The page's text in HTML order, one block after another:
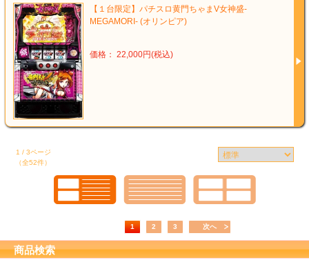
【１台限定】パチスロ黄門ちゃまV女神盛‐
MEGAMORI‐ (オリンピア)
価格： 22,000円(税込)
1 / 3ページ
（全52件）
1 2 3 次へ
商品検索